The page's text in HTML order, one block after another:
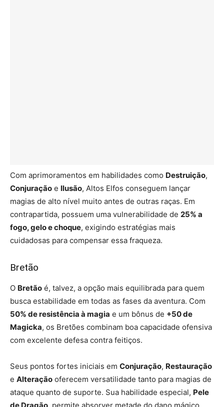
Com aprimoramentos em habilidades como Destruição,
Conjuração e Ilusão, Altos Elfos conseguem lançar
magias de alto nível muito antes de outras raças. Em
contrapartida, possuem uma vulnerabilidade de 25% a
fogo, gelo e choque, exigindo estratégias mais
cuidadosas para compensar essa fraqueza.
Bretão
O Bretão é, talvez, a opção mais equilibrada para quem
busca estabilidade em todas as fases da aventura. Com
50% de resistência à magia e um bônus de +50 de
Magicka, os Bretões combinam boa capacidade ofensiva
com excelente defesa contra feitiços.
Seus pontos fortes iniciais em Conjuração, Restauração
e Alteração oferecem versatilidade tanto para magias de
ataque quanto de suporte. Sua habilidade especial, Pele